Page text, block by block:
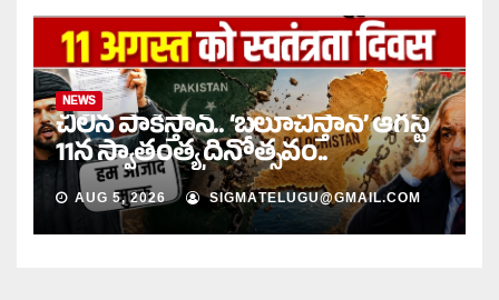
NEWS
చీలిన పాకిస్తాన్.. ‘బలూచిస్తాన్’ ఆగస్ట్
11న స్వాతంత్య్ర దినోత్సవం..
AUG 5, 2026 SIGMATELUGU@GMAIL.COM